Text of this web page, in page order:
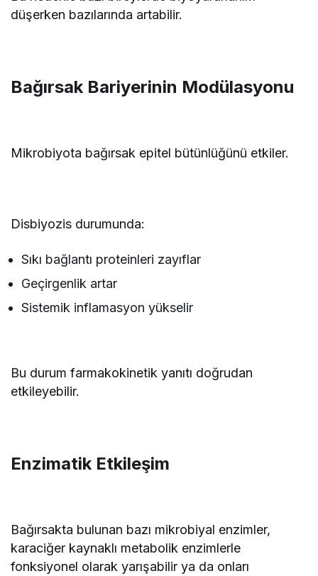
düşerken bazılarında artabilir.
Bağırsak Bariyerinin Modülasyonu
Mikrobiyota bağırsak epitel bütünlüğünü etkiler.
Disbiyozis durumunda:
Sıkı bağlantı proteinleri zayıflar
Geçirgenlik artar
Sistemik inflamasyon yükselir
Bu durum farmakokinetik yanıtı doğrudan
etkileyebilir.
Enzimatik Etkileşim
Bağırsakta bulunan bazı mikrobiyal enzimler,
karaciğer kaynaklı metabolik enzimlerle
fonksiyonel olarak yarışabilir ya da onları